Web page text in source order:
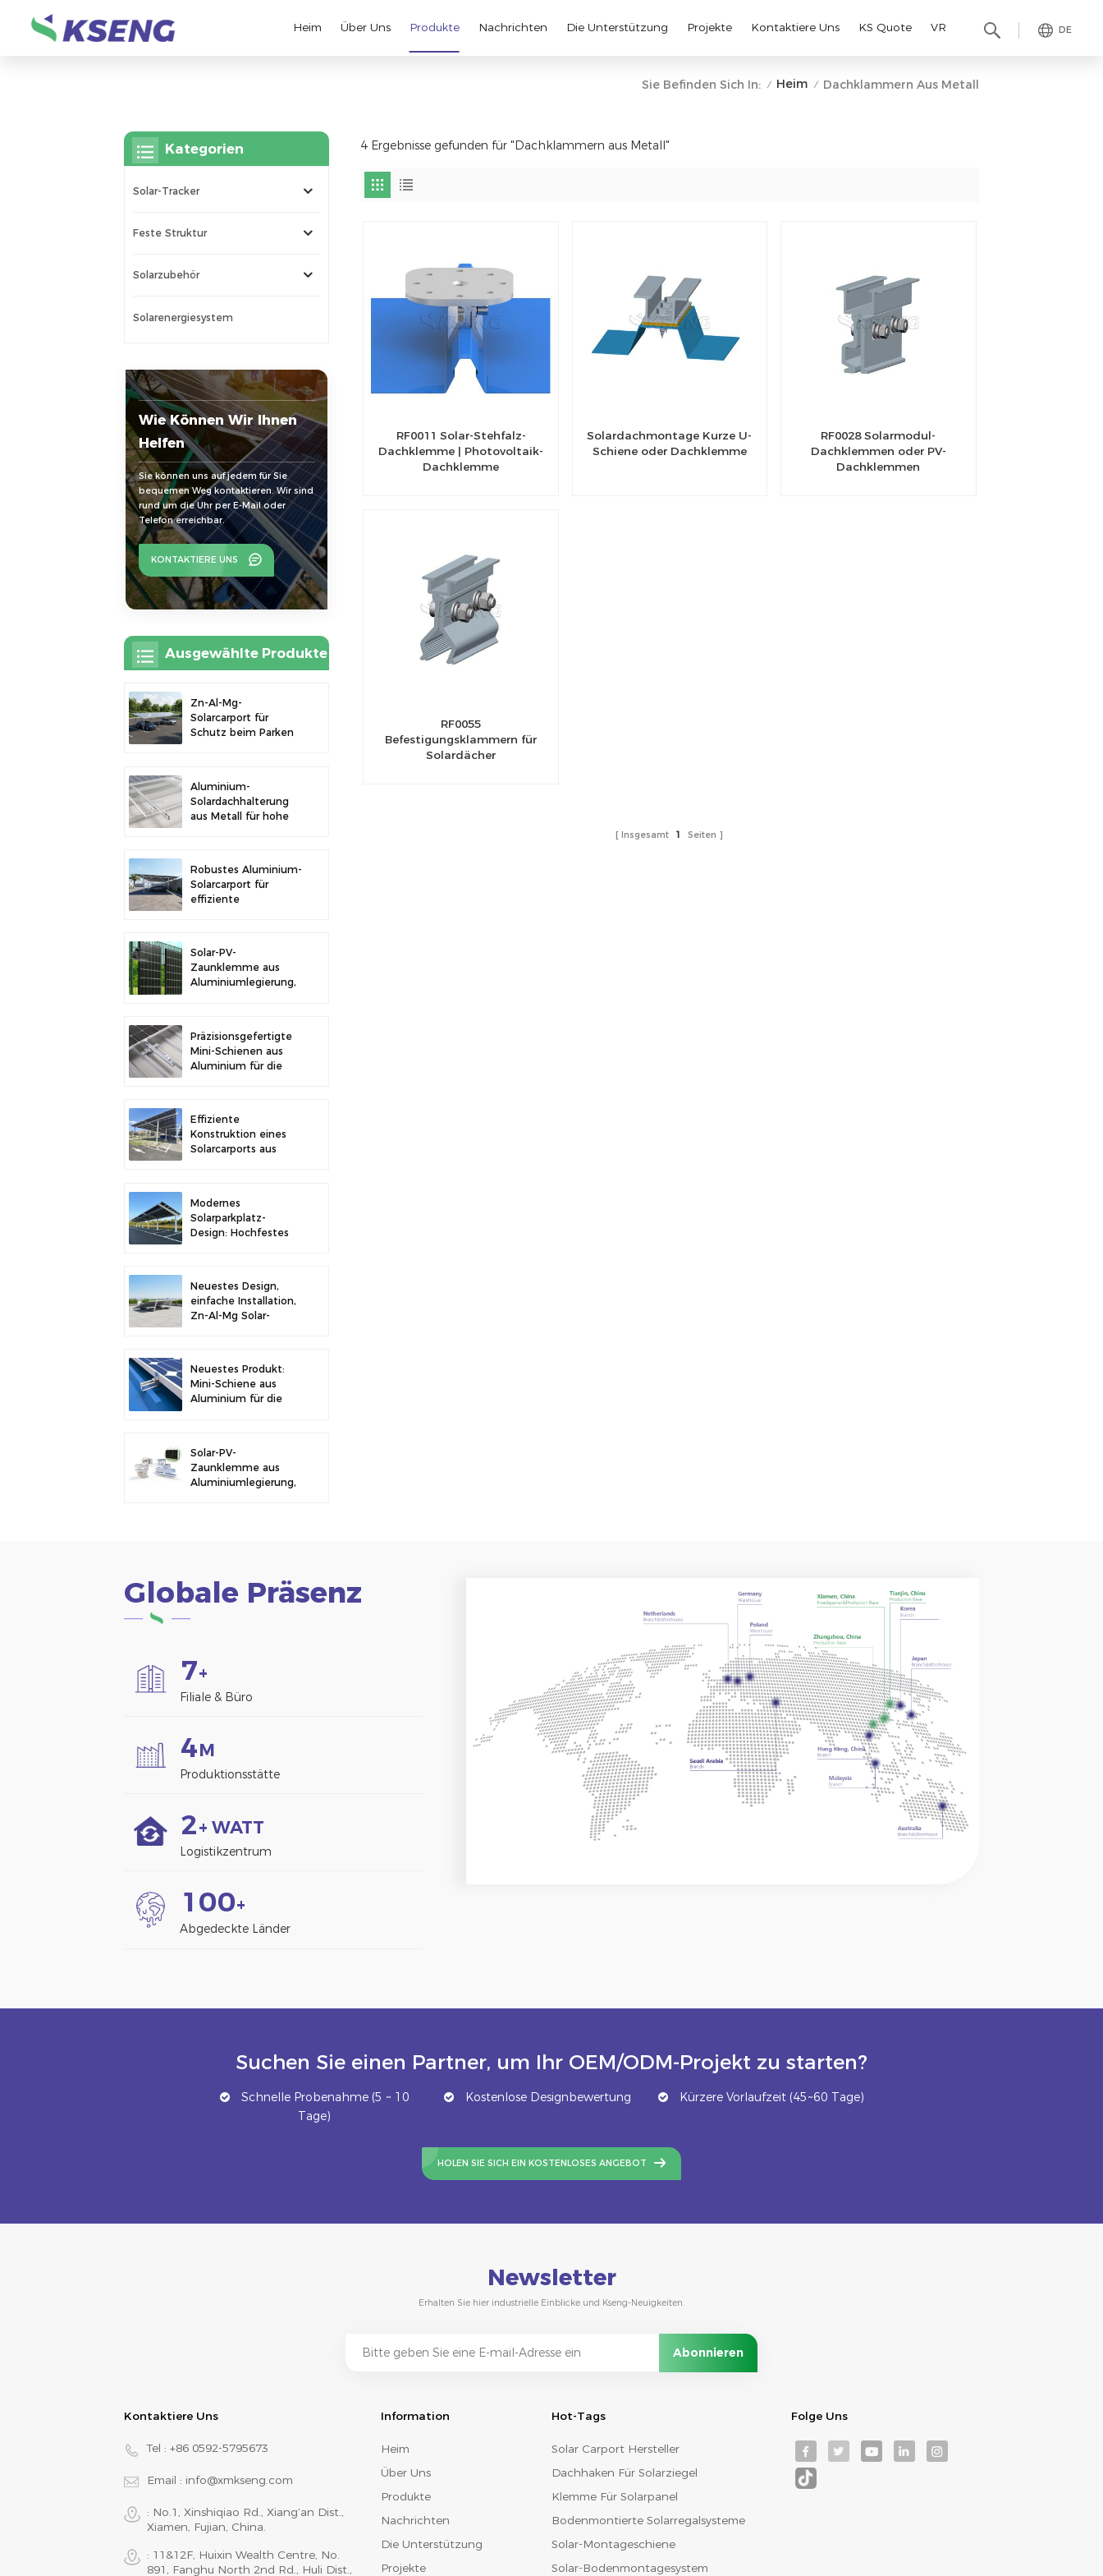
DE
Heim Über Uns Produkte Nachrichten Die Unterstützung Projekte Kontaktiere Uns KS Quote VR
Sie Befinden Sich In: / Heim / Dachklammern Aus Metall
4 Ergebnisse gefunden für "Dachklammern aus Metall"
RF0011 Solar-Stehfalz-
Dachklemme | Photovoltaik-
Dachklemme
Solardachmontage Kurze U-
Schiene oder Dachklemme
RF0028 Solarmodul-
Dachklemmen oder PV-
Dachklemmen
RF0055
Befestigungsklammern für
Solardächer
Insgesamt 1 Seiten
Kategorien
Solar-Tracker
Feste Struktur
Solarzubehör
Solarenergiesystem
Wie Können Wir Ihnen
Helfen
Sie können uns auf jedem für Sie
bequemen Weg kontaktieren. Wir sind
rund um die Uhr per E-Mail oder
Telefon erreichbar.
KONTAKTIERE UNS
Ausgewählte Produkte
Zn-Al-Mg-
Solarcarport für
Schutz beim Parken
Aluminium-
Solardachhalterung
aus Metall für hohe
Robustes Aluminium-
Solarcarport für
effiziente
Solar-PV-
Zaunklemme aus
Aluminiumlegierung,
Präzisionsgefertigte
Mini-Schienen aus
Aluminium für die
Effiziente
Konstruktion eines
Solarcarports aus
Modernes
Solarparkplatz-
Design: Hochfestes
Neuestes Design,
einfache Installation,
Zn-Al-Mg Solar-
Neuestes Produkt:
Mini-Schiene aus
Aluminium für die
Solar-PV-
Zaunklemme aus
Aluminiumlegierung,
Globale Präsenz
7+
Filiale & Büro
4M
Produktionsstätte
2+ WATT
Logistikzentrum
1 00+
Abgedeckte Länder
Suchen Sie einen Partner, um Ihr OEM/ODM-Projekt zu starten?
Schnelle Probenahme (5 ~ 10
Tage)
Kostenlose Designbewertung Kürzere Vorlaufzeit (45~60 Tage)
HOLEN SIE SICH EIN KOSTENLOSES ANGEBOT
Newsletter
Erhalten Sie hier industrielle Einblicke und Kseng-Neuigkeiten.
Kontaktiere Uns
Tel : +86 0592-5795673
Email : info@xmkseng.com
: No.1, Xinshiqiao Rd., Xiang‘an Dist.,
Xiamen, Fujian, China.
: 11&12F, Huixin Wealth Centre, No.
891, Fanghu North 2nd Rd., Huli Dist.,
Information
Heim
Über Uns
Produkte
Nachrichten
Die Unterstützung
Projekte
Hot-Tags
Solar Carport Hersteller
Dachhaken Für Solarziegel
Klemme Für Solarpanel
Bodenmontierte Solarregalsysteme
Solar-Montageschiene
Solar-Bodenmontagesystem
Folge Uns